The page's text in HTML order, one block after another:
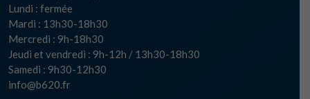
Lundi : fermée
Mardi : 13h30-18h30
Mercredi : 9h-18h30
Jeudi et vendredi : 9h-12h / 13h30-18h30
Samedi : 9h30-12h30
info@b620.fr